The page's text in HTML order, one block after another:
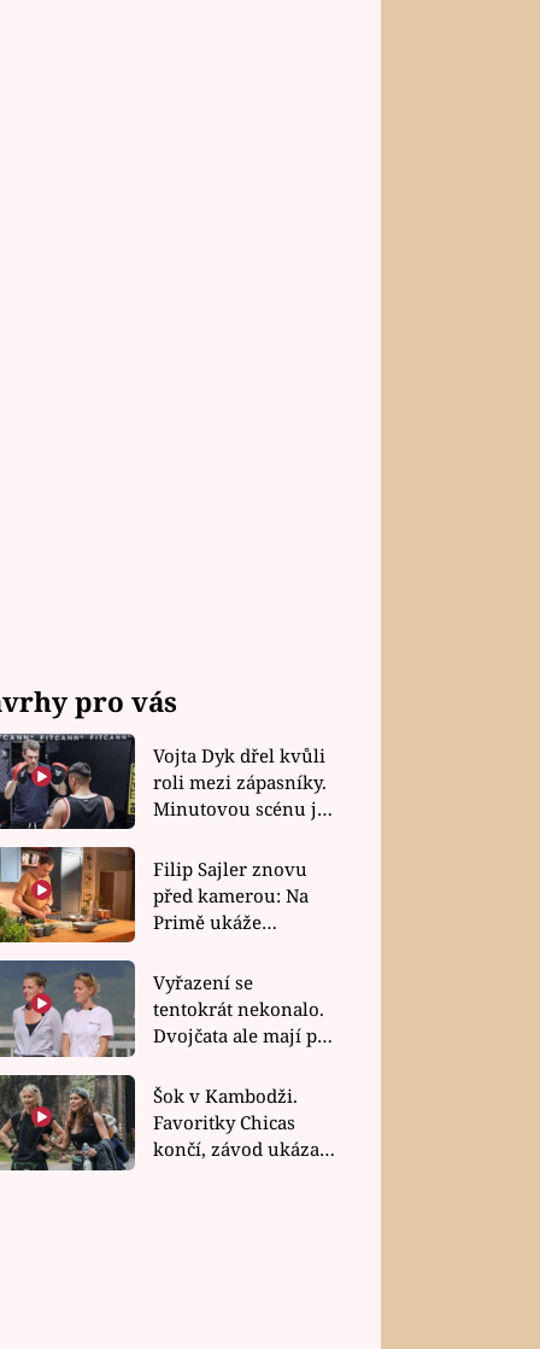
pro vás
Vojta Dyk dřel kvůli
roli mezi zápasníky.
Minutovou scénu jel
Filip Sajler znovu
před kamerou: Na
Primě ukáže
rychlé recepty
Vyřazení se
tentokrát nekonalo.
Dvojčata ale mají po
závodu nůž na krku
Šok v Kambodži.
Favoritky Chicas
končí, závod ukázal